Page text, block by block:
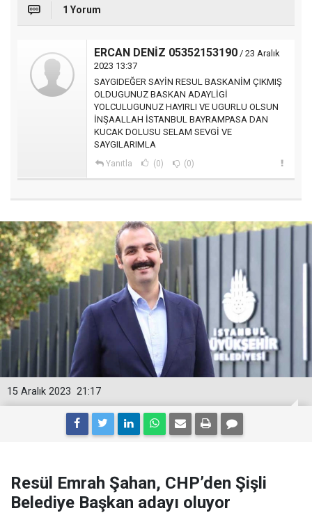
1 Yorum
ERCAN DENİZ 05352153190 / 23 Aralık
2023 13:37
SAYGIDEĞER SAYİN RESUL BASKANİM ÇIKMIŞ
OLDUGUNUZ BASKAN ADAYLİGİ
YOLCULUGUNUZ HAYIRLI VE UGURLU OLSUN
İNŞAALLAH İSTANBUL BAYRAMPASA DAN
KUCAK DOLUSU SELAM SEVGİ VE
SAYGILARIMLA
Yanıtla (0) (0)
21:17
15 Aralık 2023
Resül Emrah Şahan, CHP’den Şişli
Belediye Başkan adayı oluyor